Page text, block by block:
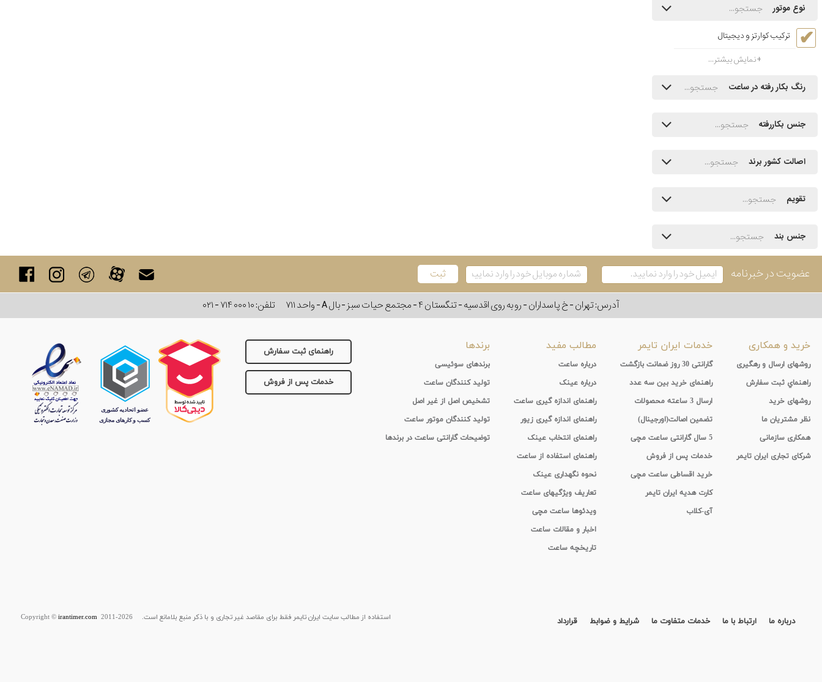
نوع موتور
ترکیب کوارتز و دیجیتال
نمایش بیشتر...
رنگ بکار رفته در ساعت
جنس بکاررفته
اصالت کشور برند
تقویم
جنس بند
عضویت در خبرنامه
آدرس: تهران - خ پاسداران - رو به روی اقدسیه - تنگستان ۴ - مجتمع حیات سبز - بال A - واحد ۷۱۱ تلفن:۰۲۱ - ۷۱۴ ۰۰۰ ۱۰
راهنمای ثبت سفارش
خدمات پس از فروش
خرید و همکاری
روشهای ارسال و رهگیری
راهنماي ثبت سفارش
روشهای خرید
نظر مشتریان ما
همکاری سازمانی
شرکای تجاری ایران تایمر
خدمات ایران تایمر
گارانتی 30 روز ضمانت بازگشت
راهنمای خرید بین سه عدد
ارسال 3 ساعته محصولات
تضمین اصالت(اورجینال)
5 سال گارانتی ساعت مچی
خدمات پس از فروش
خرید اقساطی ساعت مچی
کارت هدیه ایران تایمر
آی-کلاب
مطالب مفید
درباره ساعت
درباره عینک
راهنمای اندازه گیری ساعت
راهنمای اندازه گیری زیور
راهنمای انتخاب عینک
راهنمای استفاده از ساعت
نحوه نگهداری عینک
تعاریف ویژگیهای ساعت
ویدئوها ساعت مچی
اخبار و مقالات ساعت
تاریخچه ساعت
برندها
برندهای سوئیسی
تولید کنندگان ساعت
تشخیص اصل از غیر اصل
تولید کنندگان موتور ساعت
توضیحات گارانتی ساعت در برندها
درباره ما ارتباط با ما خدمات متفاوت ما شرایط و ضوابط قرارداد استفاده از مطالب سايت ایران تایمر فقط برای مقاصد غیر تجاری و با ذکر منبع بلامانع است. Copyright © irantimer.com2011-2026